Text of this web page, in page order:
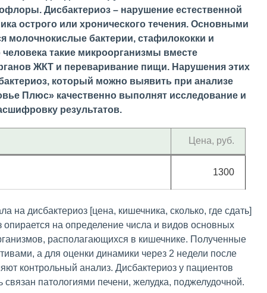
Дисбактериоз – нарушение естественной
острого или хронического течения. Основными
молочнокислые бактерии, стафилококки и
человека такие микроорганизмы вместе
ЖКТ и переваривание пищи. Нарушения этих
который можно выявить при анализе
Плюс» качественно выполнят исследование и
результатов.
Цена, руб.
1300
опирается на определение числа и видов основных
располагающихся в кишечнике. Полученные
а для оценки динамики через 2 недели после
контрольный анализ. Дисбактериоз у пациентов
связан патологиями печени, желудка, поджелудочной.